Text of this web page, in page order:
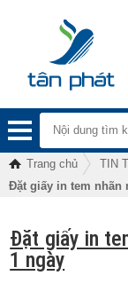
Trang chủ TIN
Đặt giấy in tem nhãn
Đặt giấy in
1 ngày